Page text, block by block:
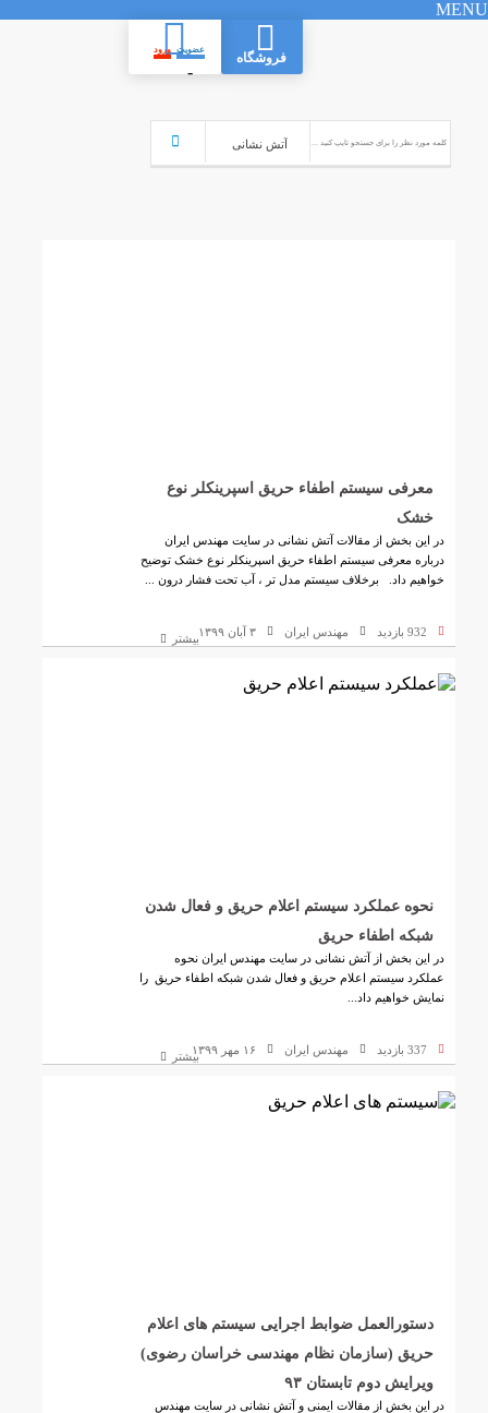
MENU
فروشگاه
عضویت
-
ورود
معرفی سیستم اطفاء حریق اسپرینکلر نوع
خشک
در این بخش از مقالات آتش نشانی در سایت مهندس ایران
درباره معرفی سیستم اطفاء حریق اسپرینکلر نوع خشک توضیح
خواهیم داد. برخلاف سیستم مدل تر ، آب تحت فشار درون ...
932 بازدید مهندس ایران ۳ آبان ۱۳۹۹ بیشتر
نحوه عملکرد سیستم اعلام حریق و فعال شدن
شبکه اطفاء حریق
در این بخش از آتش نشانی در سایت مهندس ایران نحوه
عملکرد سیستم اعلام حریق و فعال شدن شبکه اطفاء حریق را
نمایش خواهیم داد...
337 بازدید مهندس ایران ۱۶ مهر ۱۳۹۹ بیشتر
دستورالعمل ضوابط اجرایی سیستم های اعلام
حریق (سازمان نظام مهندسی خراسان رضوی)
ویرایش دوم تابستان ۹۳
در این بخش از مقالات ایمنی و آتش نشانی در سایت مهندس